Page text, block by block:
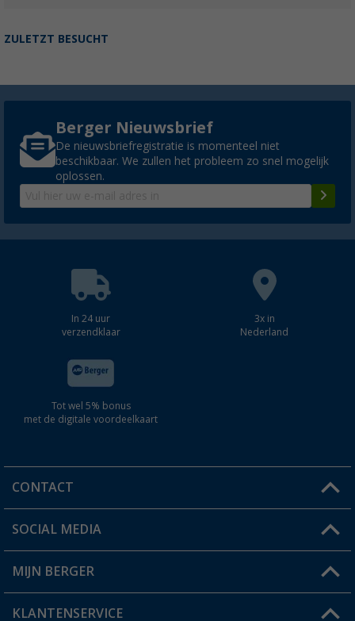
ZULETZT BESUCHT
Berger Nieuwsbrief
De nieuwsbriefregistratie is momenteel niet
beschikbaar. We zullen het probleem zo snel mogelijk
oplossen.
In 24 uur
verzendklaar
3x in
Nederland
Tot wel 5% bonus
met de digitale voordeelkaart
CONTACT
Een vraag?
Winkel vinden
SOCIAL MEDIA
MIJN BERGER
Mijn account
KLANTENSERVICE